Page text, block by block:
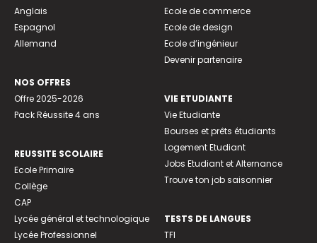
Anglais
Espagnol
Allemand
NOS OFFRES
Offre 2025-2026
Pack Réussite 4 ans
REUSSITE SCOLAIRE
Ecole Primaire
Collège
CAP
Lycée général et technologique
Lycée Professionnel
Ecole de commerce
Ecole de design
Ecole d’ingénieur
Devenir partenaire
VIE ETUDIANTE
Vie Etudiante
Bourses et prêts étudiants
Logement Etudiant
Jobs Etudiant et Alternance
Trouve ton job saisonnier
TESTS DE LANGUES
TFI